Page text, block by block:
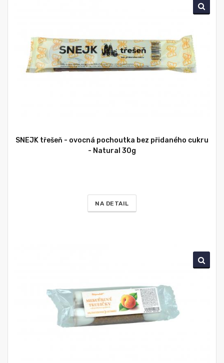
SNEJK třešeň - ovocná pochoutka bez přidaného cukru
- Natural 30g
NA DETAIL